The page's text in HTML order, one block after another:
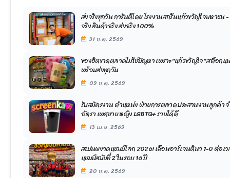
ส่งจริงทุกวัน การันตีโดย โรงงานสกรีนแก้วขวัญใจมหาชน -
จริง สินค้าจริง ส่งจริง 100%
31 ก.ค. 2569
ของฮิตขาดตลาดไม่ใช่ปัญหา เพราะ "แก้วขวัญใจ" สต็อกแ
พร้อมส่งทุกวัน
09 ก.ค. 2569
รับสมัครงาน ตำแหน่ง ฝ่ายการตลาด ประสานงานลูกค้า
อัตรา เพศชาย หญิง LGBTQ+ รายได้ดี
13 เม.ย. 2569
สเปนผงาดแชมป์โลก 2026! เฉือนอาร์เจนตินา 1-0 ต่อเ
แชมป์สมัยที่ 2 ในรอบ 16 ปี
20 ก.ค. 2569